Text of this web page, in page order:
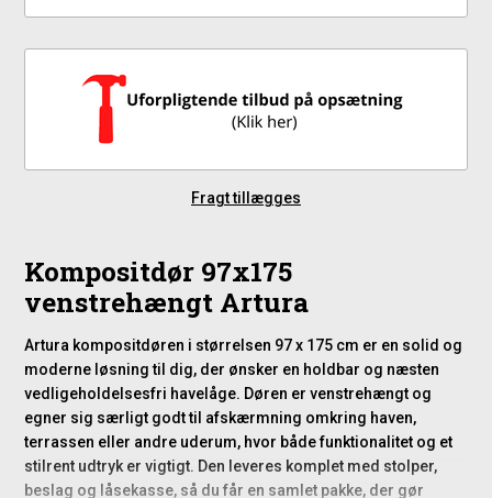
Fragt tillægges
Kompositdør 97x175
venstrehængt Artura
Artura kompositdøren i størrelsen 97 x 175 cm er en solid og
moderne løsning til dig, der ønsker en holdbar og næsten
vedligeholdelsesfri havelåge. Døren er venstrehængt og
egner sig særligt godt til afskærmning omkring haven,
terrassen eller andre uderum, hvor både funktionalitet og et
stilrent udtryk er vigtigt. Den leveres komplet med stolper,
beslag og låsekasse, så du får en samlet pakke, der gør